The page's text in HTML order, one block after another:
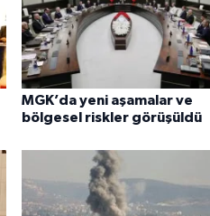
MGK’da yeni aşamalar ve
bölgesel riskler görüşüldü